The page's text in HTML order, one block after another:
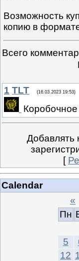
Возможность
копию в
Всего
1 TLT (16.03.2023 19:53)
Коробочное
Добавлять
[
Calendar
«
Пн
5
12